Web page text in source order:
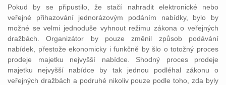
Pokud by se připustilo, že stačí nahradit elektronické nebo
veřejné přihazování jednorázovým podáním nabídky, bylo by
možné se velmi jednoduše vyhnout režimu zákona o veřejných
dražbách. Organizátor by pouze změnil způsob podávání
nabídek, přestože ekonomicky i funkčně by šlo o totožný proces
prodeje majetku nejvyšší nabídce. Shodný proces prodeje
majetku nejvyšší nabídce by tak jednou podléhal zákonu o
veřejných dražbách a podruhé nikoliv pouze podle toho, zda byly